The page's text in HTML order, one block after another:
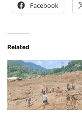
Facebook
Related